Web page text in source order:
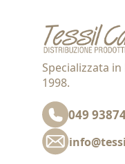
Specializzata
1998.
049